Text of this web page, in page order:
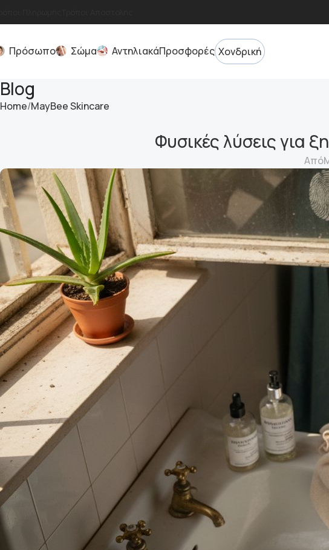
Πρόσωπο Σώμα ΑντηλιακάΠροσφορές Χονδρική
Blog
Home MayBee Skincare
Φυσικές λύσεις για
Από